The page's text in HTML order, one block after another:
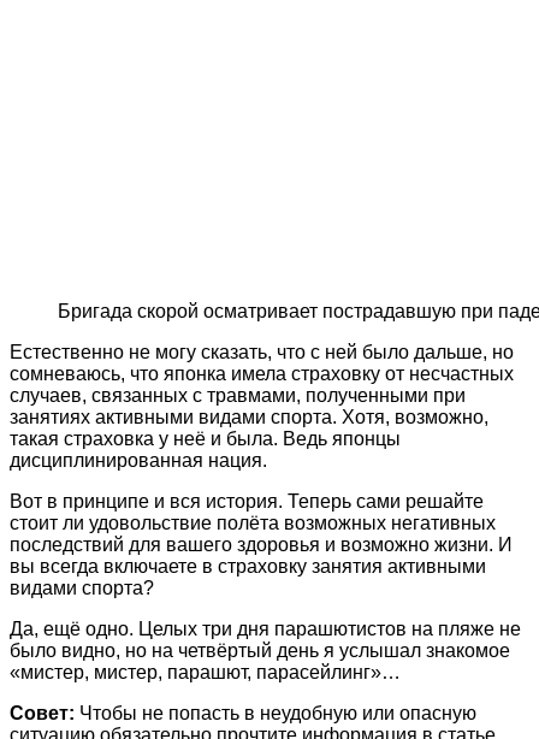
Бригада скорой осматривает пострадавшую при
Естественно не могу сказать, что с ней было дальше, но
сомневаюсь, что японка имела страховку от несчастных
случаев, связанных с травмами, полученными при
занятиях активными видами спорта. Хотя, возможно,
такая страховка у неё и была. Ведь японцы
дисциплинированная нация.
Вот в принципе и вся история. Теперь сами решайте
стоит ли удовольствие полёта возможных негативных
последствий для вашего здоровья и возможно жизни. И
вы всегда включаете в страховку занятия активными
видами спорта?
Да, ещё одно. Целых три дня парашютистов на пляже не
было видно, но на четвёртый день я услышал знакомое
«мистер, мистер, парашют, парасейлинг»…
Совет: Чтобы не попасть в неудобную или опасную
ситуацию обязательно прочтите информация в статье